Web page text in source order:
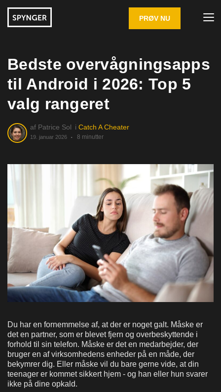
PRØV NU
Bedste overvågningsapps
til Android i 2026: Top 5
valg rangeret
af Patrice Sol i Catch A Cheater
19. januar 2026 8 minutter
Du har en fornemmelse af, at der er noget galt. Måske er
det en partner, som er blevet fjern og overbeskyttende i
forhold til sin telefon. Måske er det en medarbejder, der
bruger en af virksomhedens enheder på en måde, der
bekymrer dig. Eller måske vil du bare gerne vide, at din
teenager er kommet sikkert hjem - og han eller hun svarer
ikke på dine opkald.